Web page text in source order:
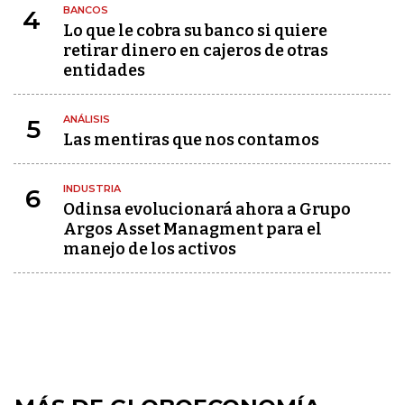
4 BANCOS
Lo que le cobra su banco si quiere
retirar dinero en cajeros de otras
entidades
5 ANÁLISIS
Las mentiras que nos contamos
6 INDUSTRIA
Odinsa evolucionará ahora a Grupo
Argos Asset Managment para el
manejo de los activos